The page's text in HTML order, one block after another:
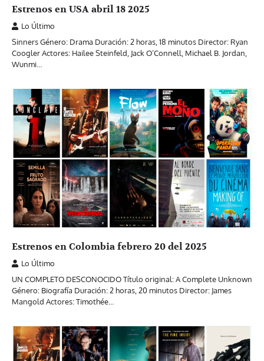
Estrenos en USA abril 18 2025
Lo Último
Sinners Género: Drama Duración: 2 horas, 18 minutos Director: Ryan
Coogler Actores: Hailee Steinfeld, Jack O’Connell, Michael B. Jordan,
Wunmi…
Estrenos en Colombia febrero 20 del 2025
Lo Último
UN COMPLETO DESCONOCIDO Título original: A Complete Unknown
Género: Biografía Duración: 2 horas, 20 minutos Director: James
Mangold Actores: Timothée…